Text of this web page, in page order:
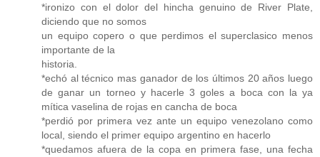
*ironizo con el dolor del hincha genuino de River Plate,
diciendo que no somos
un equipo copero o que perdimos el superclasico menos
importante de la
historia.
*echó al técnico mas ganador de los últimos 20 años luego
de ganar un torneo y hacerle 3 goles a boca con la ya
mítica vaselina de rojas en cancha de boca
*perdió por primera vez ante un equipo venezolano como
local, siendo el primer equipo argentino en hacerlo
*quedamos afuera de la copa en primera fase, una fecha